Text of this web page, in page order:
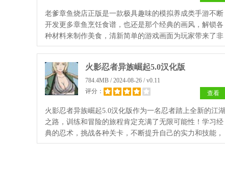
老爹章鱼烧店正版是一款极具趣味的模拟养成类手游不断
开发更多章鱼烹饪食谱，也还是那个经典的画风，解锁各
种材料来制作美食，清新简单的游戏画面为玩家带来了非
常好的游戏体验，大家可以在这里获得一个紧张刺激的店
火影忍者异族崛起5.0汉化版
784.4MB / 2024-08-26 / v0.11
评分：
查看
火影忍者异族崛起5.0汉化版作为一名忍者踏上全新的江湖
之路，训练和冒险的旅程肯定充满了无限可能性！学习经
典的忍术，挑战各种关卡，不断提升自己的实力和技能，
这将让你变得更加强大，享受到更多的乐趣和成就感。